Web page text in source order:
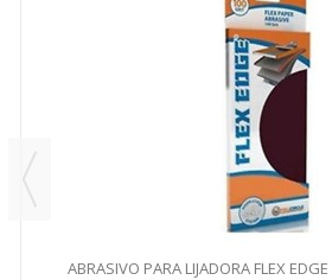
ABRASIVO PARA LIJADORA FLEX